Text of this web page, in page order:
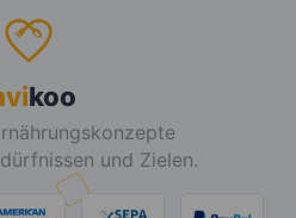
koo
und Zielen.